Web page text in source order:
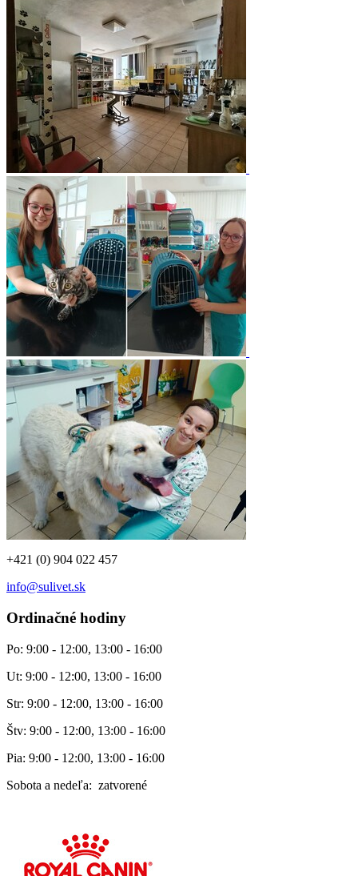
+421 (0) 904 022 457
info@sulivet.sk
Ordinačné hodiny
Po: 9:00 - 12:00, 13:00 - 16:00
Ut: 9:00 - 12:00, 13:00 - 16:00
Str: 9:00 - 12:00, 13:00 - 16:00
Štv: 9:00 - 12:00, 13:00 - 16:00
Pia: 9:00 - 12:00, 13:00 - 16:00
Sobota a nedeľa: zatvorené